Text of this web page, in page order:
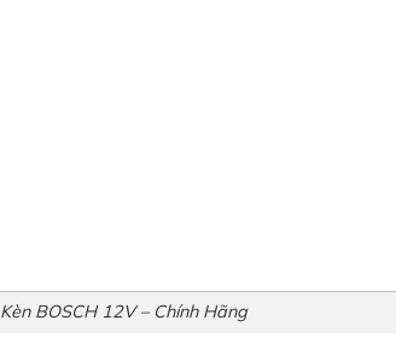
Kèn BOSCH 12V – Chính Hãng